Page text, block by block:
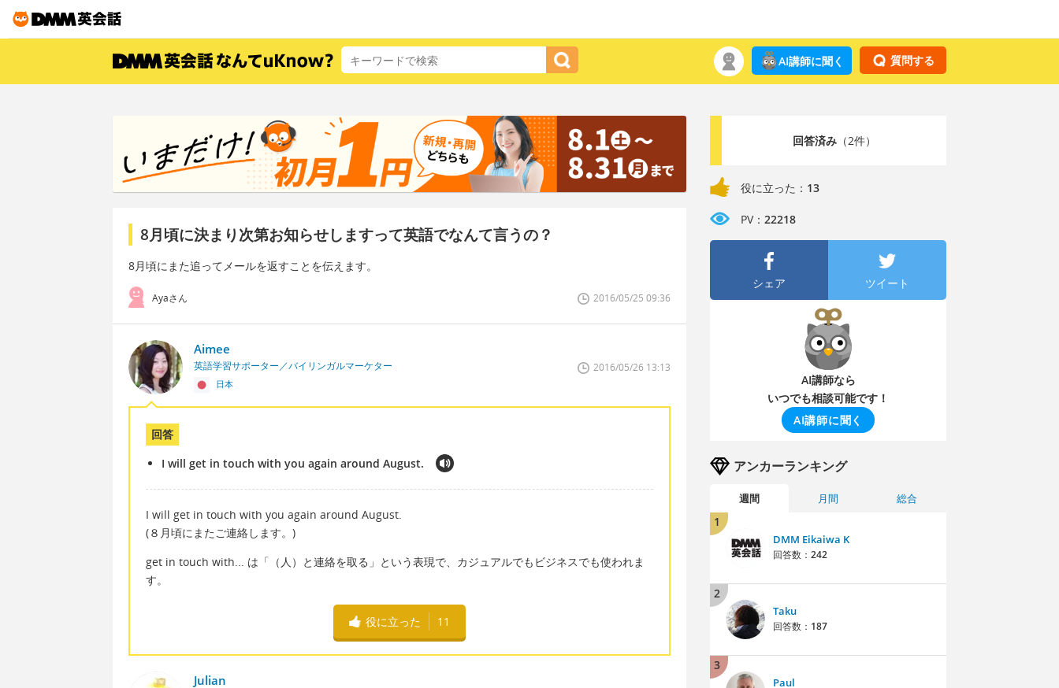
質問する
AI講師に聞く
8月頃に決まり次第お知らせしますって英語でなんて言うの？
8月頃にまた追ってメールを返すことを伝えます。
Ayaさん 2016/05/25 09:36
Aimee
英語学習サポーター／バイリンガルマーケター
日本
2016/05/26 13:13
回答
I will get in touch with you again around August.
I will get in touch with you again around August.
(８月頃にまたご連絡します。)
get in touch with... は「（人）と連絡を取る」という表現で、カジュアルでもビジネスでも使われま
す。
役に立った 11
Julian
回答済み（2件）
役に立った： 13
PV： 22218
シェア ツイート
AI講師なら
いつでも相談可能です！
AI講師に聞く
アンカーランキング
週間 月間 総合
1
DMM Eikaiwa K
回答数： 242
2
Taku
回答数： 187
3
Paul